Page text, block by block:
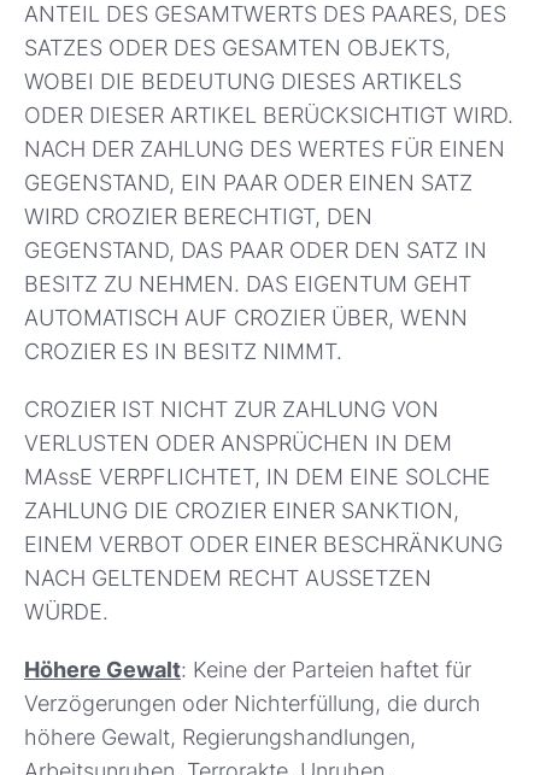
ANTEIL DES GESAMTWERTS DES PAARES, DES
SATZES ODER DES GESAMTEN OBJEKTS,
WOBEI DIE BEDEUTUNG DIESES ARTIKELS
ODER DIESER ARTIKEL BERÜCKSICHTIGT WIRD.
NACH DER ZAHLUNG DES WERTES FÜR EINEN
GEGENSTAND, EIN PAAR ODER EINEN SATZ
WIRD CROZIER BERECHTIGT, DEN
GEGENSTAND, DAS PAAR ODER DEN SATZ IN
BESITZ ZU NEHMEN. DAS EIGENTUM GEHT
AUTOMATISCH AUF CROZIER ÜBER, WENN
CROZIER ES IN BESITZ NIMMT.
CROZIER IST NICHT ZUR ZAHLUNG VON
VERLUSTEN ODER ANSPRÜCHEN IN DEM
MAssE VERPFLICHTET, IN DEM EINE SOLCHE
ZAHLUNG DIE CROZIER EINER SANKTION,
EINEM VERBOT ODER EINER BESCHRÄNKUNG
NACH GELTENDEM RECHT AUSSETZEN
WÜRDE.
Höhere Gewalt: Keine der Parteien haftet für
Verzögerungen oder Nichterfüllung, die durch
höhere Gewalt, Regierungshandlungen,